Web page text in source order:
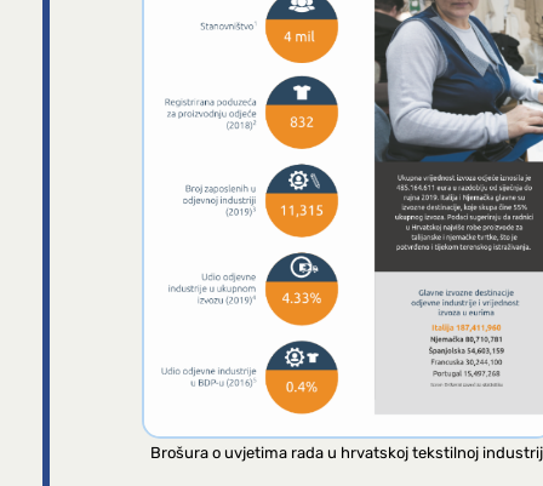
Brošura o uvjetima rada u hrvatskoj tekstilnoj